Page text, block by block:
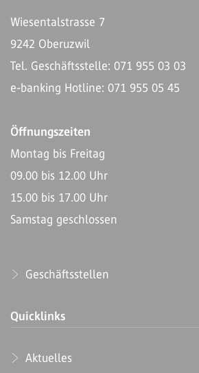
Wiesentalstrasse 7
9242 Oberuzwil
Tel. Geschäftsstelle: 071 955 03 03
e-banking Hotline: 071 955 05 45
Öffnungszeiten
Montag bis Freitag
09.00 bis 12.00 Uhr
15.00 bis 17.00 Uhr
Samstag geschlossen
Geschäftsstellen
Quicklinks
Aktuelles